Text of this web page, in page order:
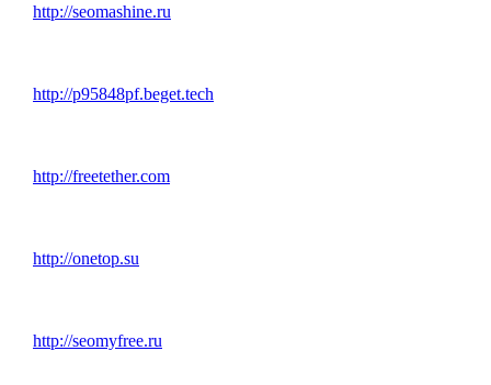
http://seomashine.ru
http://p95848pf.beget.tech
http://freetether.com
http://onetop.su
http://seomyfree.ru